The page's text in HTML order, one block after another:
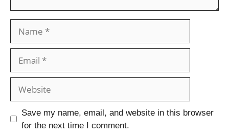
Save my name, email, and website in this browser
for the next time I comment.